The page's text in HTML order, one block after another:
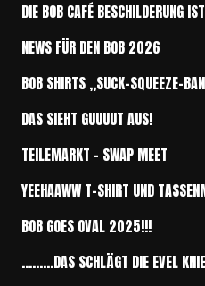
DIE BOB CAFÉ BESCHILDERUNG
NEWS FÜR DEN BOB 2026
BOB SHIRTS „SUCK-SQUEEZE-
DAS SIEHT GUUUUT AUS!
TEILEMARKT – SWAP MEET
YEEHAAWW T-SHIRT UND
BOB GOES OVAL 2025!!!
………DAS SCHLÄGT DIE EVEL